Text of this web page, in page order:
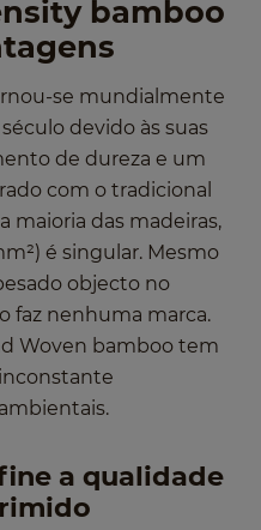
bamboo
se mundialmente
devido às suas
de dureza e um
com o tradicional
maioria das madeiras,
é singular. Mesmo
objecto no
faz nenhuma marca.
Woven bamboo tem
a qualidade